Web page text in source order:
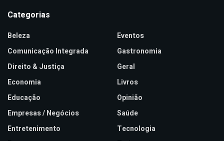
Categorias
Beleza
Comunicação Integrada
Direito & Justiça
Economia
Educação
Empresas / Negócios
Entretenimento
Eventos
Gastronomia
Geral
Livros
Opinião
Saúde
Tecnologia